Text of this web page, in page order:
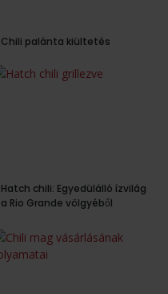
Chili palánta kiültetés
Hatch chili: Egyedülálló ízvilág
a Rio Grande völgyéből